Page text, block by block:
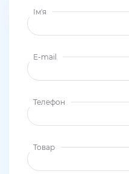
Ім'я
E-mail
Телефон
Товар